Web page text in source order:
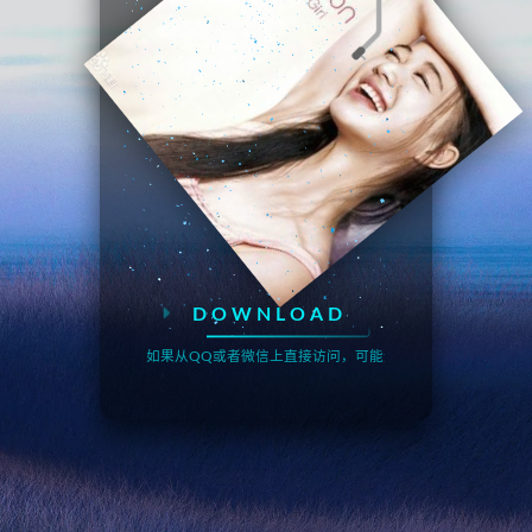
DOWNLOAD
如果从QQ或者微信上直接访问，可能无法自动播放音乐，请点